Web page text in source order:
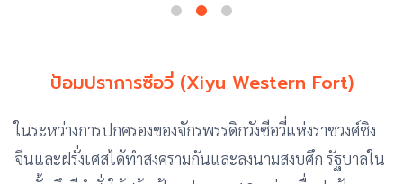
ป้อมปราการซีอวี่ (Xiyu Western Fort)
ในระหว่างการปกครองของจักรพรรดิกวังซีอวี่แห่งราชวงศ์ชิง
จีนและฝรั่งเศสได้ทำสงครามกันและลงนามสงบศึก รัฐบาลใน